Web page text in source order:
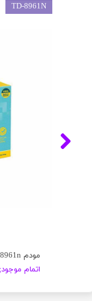
مودم Tp-link 8961n
اتمام
TD-8961N